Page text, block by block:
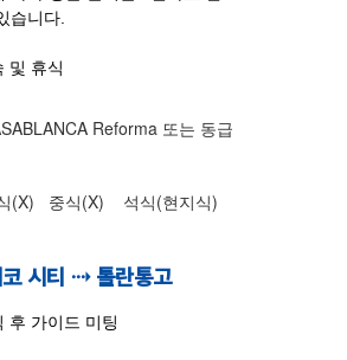
습니다.
및 휴식
Reforma 또는 동급
(X) 중식(X) 석식(현지식)
시티 ⇢ 톨란통고
후 가이드 미팅